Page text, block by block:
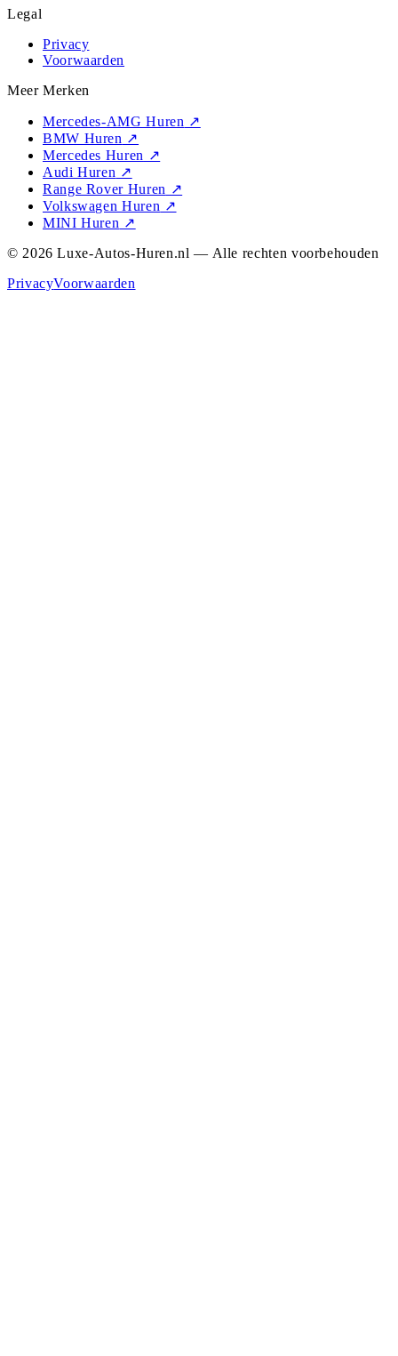
Legal
Privacy
Voorwaarden
Meer Merken
Mercedes-AMG Huren ↗
BMW Huren ↗
Mercedes Huren ↗
Audi Huren ↗
Range Rover Huren ↗
Volkswagen Huren ↗
MINI Huren ↗
© 2026 Luxe-Autos-Huren.nl — Alle rechten voorbehouden
PrivacyVoorwaarden